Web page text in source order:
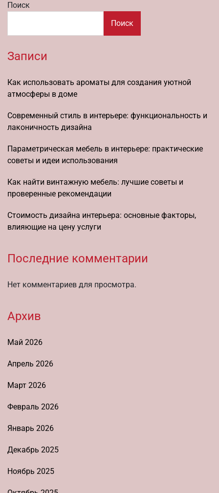
Поиск
Поиск
Записи
Как использовать ароматы для создания уютной
атмосферы в доме
Современный стиль в интерьере: функциональность и
лаконичность дизайна
Параметрическая мебель в интерьере: практические
советы и идеи использования
Как найти винтажную мебель: лучшие советы и
проверенные рекомендации
Стоимость дизайна интерьера: основные факторы,
влияющие на цену услуги
Последние комментарии
Нет комментариев для просмотра.
Архив
Май 2026
Апрель 2026
Март 2026
Февраль 2026
Январь 2026
Декабрь 2025
Ноябрь 2025